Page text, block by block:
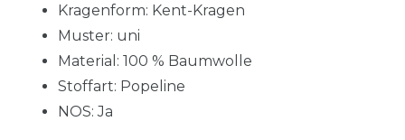
Kragenform: Kent-Kragen
Muster: uni
Material: 100 % Baumwolle
Stoffart: Popeline
NOS: Ja